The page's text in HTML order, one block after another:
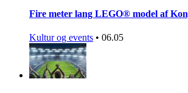
Fire meter lang LEGO® model af
Kultur og events • 06.05